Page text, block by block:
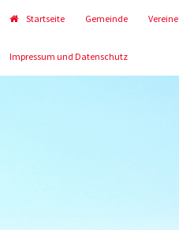
Startseite Gemeinde Vereine
Impressum und Datenschutz